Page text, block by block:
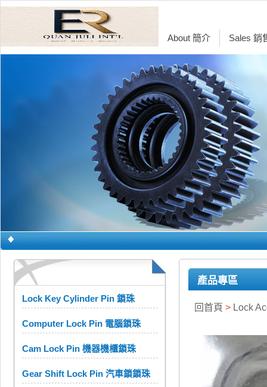
About 簡介 Sales 銷
Lock Key Cylinder Pin 鎖珠
Computer Lock Pin 電腦鎖珠
Cam Lock Pin 機器機櫃鎖珠
Gear Shift Lock Pin 汽車鎖鎖珠
產品專區
回首頁 > Lock